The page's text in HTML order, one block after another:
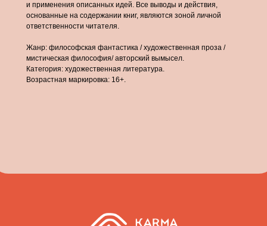
и применения описанных идей. Все выводы и действия,
основанные на содержании книг, являются зоной личной
ответственности читателя.
Жанр: философская фантастика / художественная проза /
мистическая философия/ авторский вымысел.
Категория: художественная литература.
Возрастная маркировка: 16+.